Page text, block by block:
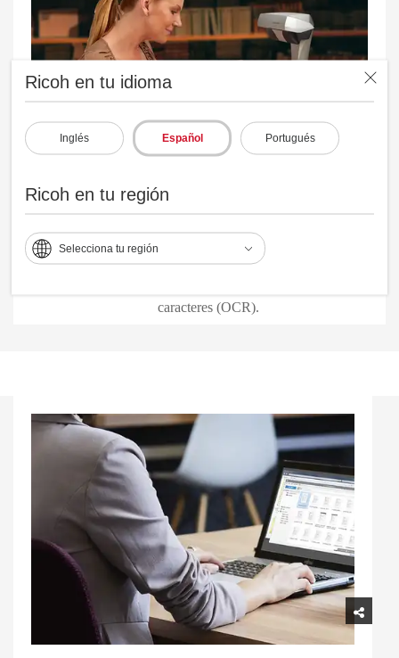
Ricoh en tu idioma
Inglés Español Portugués
Ricoh en tu región
Selecciona tu región
Software PaperStream lleno de valor
El software fácil de usar proporciona escaneo conveniente,
potente mejora de imágenes, captura rápida de imágenes y
caracteres (OCR).